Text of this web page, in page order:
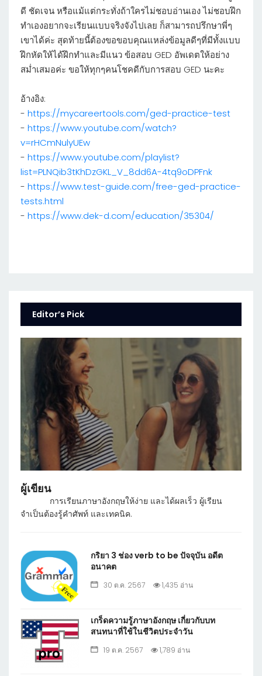
ดี ชัดเจน หรือแม้แต่กระทั่งถ้าใครไม่ชอบอ่านเอง ไม่ชอบฝึก
ทำเองอยากจะเรียนแบบจริงจังไปเลย ก็สามารถปรึกษาพี่ๆ
เขาได้ค่ะ สุดท้ายนี้ต้องขอขอบคุณแหล่งข้อมูลดีๆที่มีทั้งแบบ
ฝึกหัดให้ได้ฝึกทำและมีแนว ข้อสอบ GED อัพเดตให้อย่าง
สม่ำเสมอค่ะ ขอให้ทุกๆคนโชคดีกับการสอบ GED นะคะ
อ้างอิง:
- https://mycareertools.com/ged-practice-test
- https://www.youtube.com/watch?
v=rHCmNulyUEw
- https://www.youtube.com/playlist?
list=PLNQib3tKhDzGKL_V_8dd6A-4tq9oDPFnk
- https://www.test-guide.com/free-ged-practice-
tests.html
- https://www.dek-d.com/education/35304/
Editor’s Pick
ผู้เขียน
การเรียนภาษาอังกฤษให้ง่าย และได้ผลเร็ว ผู้เรียน
จำเป็นต้องรู้คำศัพท์ และเทคนิค.
กริยา 3 ช่อง verb to be ปัจจุบัน อดีต
อนาคต
30 ต.ค. 2567 1,435 อ่าน
เกร็ดความรู้ภาษาอังกฤษ เกี่ยวกับบท
สนทนาที่ใช้ในชีวิตประจำวัน
19 ต.ค. 2567 1,789 อ่าน